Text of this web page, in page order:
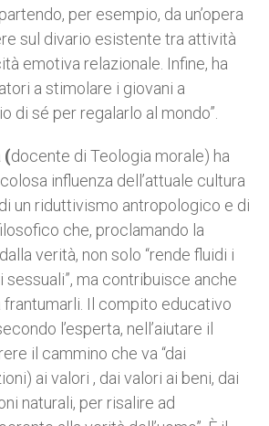
per esempio, da un’opera
sul divario esistente tra attività
emotiva relazionale. Infine, ha
a stimolare i giovani a
di sé per regalarlo al mondo”.
(docente di Teologia morale) ha
influenza dell’attuale cultura
un riduttivismo antropologico e di
che, proclamando la
verità, non solo “rende fluidi i
sessuali”, ma contribuisce anche
frantumarli. Il compito educativo
l’esperta, nell’aiutare il
il cammino che va “dai
ai valori , dai valori ai beni, dai
naturali, per risalire ad